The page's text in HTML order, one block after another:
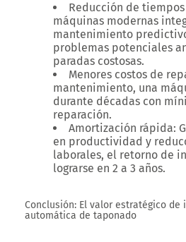
Reducción de
máquinas modernas
mantenimiento
problemas potenciales
paradas costosas.
Menores costos de
mantenimiento, una
durante décadas con
reparación.
Amortización rápida:
en productividad y
laborales, el retorno de
lograrse en 2 a 3 años.
Conclusión: El valor estratégico
automática de taponado